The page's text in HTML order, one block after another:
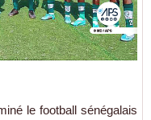
le football sénégalais